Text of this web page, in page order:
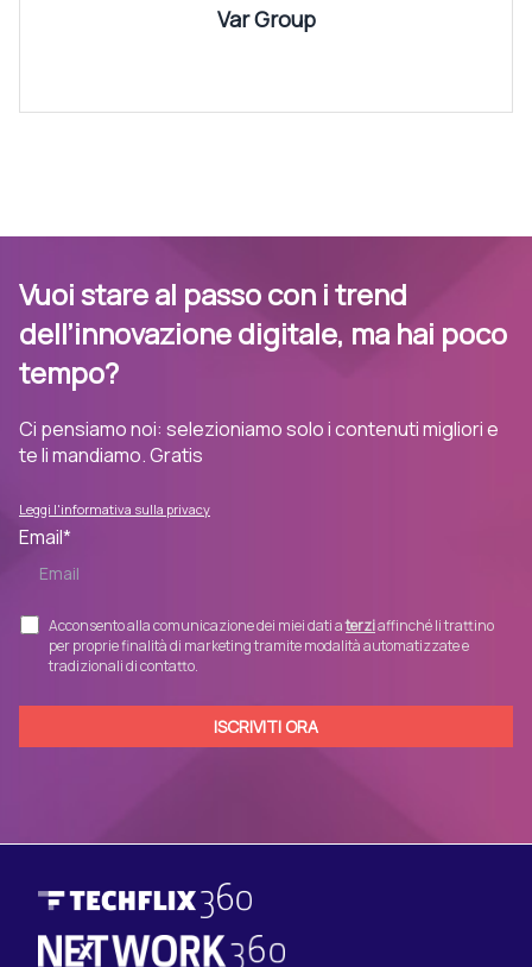
Var Group
Vuoi stare al passo con i trend
dell’innovazione digitale, ma hai poco
tempo?
Ci pensiamo noi: selezioniamo solo i contenuti migliori e
te li mandiamo. Gratis
Leggi l'informativa sulla privacy
Email*
Acconsento alla comunicazione dei miei dati aterziaffinché li trattino
per proprie finalità di marketing tramite modalità automatizzate e
tradizionali di contatto.